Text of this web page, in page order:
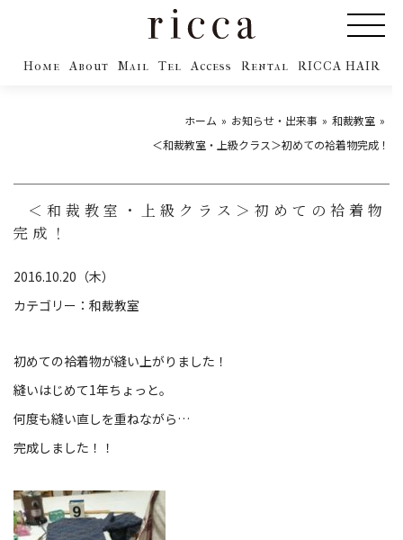
Home About Mail Tel Access Rental RICCA HAIR
ホーム お知らせ・出来事
和裁教室
＜和裁教室・上級クラス＞初めての袷着物完成！
＜和裁教室・上級クラス＞初めての袷着物
完成！
2016.10.20（木）
カテゴリー： 和裁教室
初めての袷着物が縫い上がりました！
縫いはじめて1年ちょっと。
何度も縫い直しを重ねながら…
完成しました！！